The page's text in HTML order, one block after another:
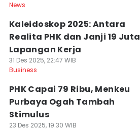
News
Kaleidoskop 2025: Antara
Realita PHK dan Janji 19 Juta
Lapangan Kerja
31 Des 2025, 22:47 WIB
Business
PHK Capai 79 Ribu, Menkeu
Purbaya Ogah Tambah
Stimulus
23 Des 2025, 19:30 WIB